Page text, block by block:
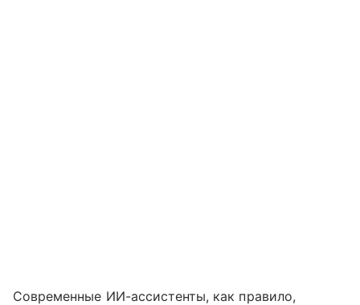
Современные ИИ-ассистенты, как правило,